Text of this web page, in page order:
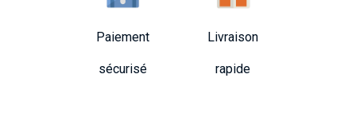
Paiement
sécurisé
Livraison
rapide